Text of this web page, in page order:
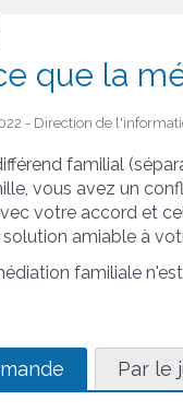
que la
- Direction de
familial
vous avez un
votre accord et
amiable à
familiale
Par le